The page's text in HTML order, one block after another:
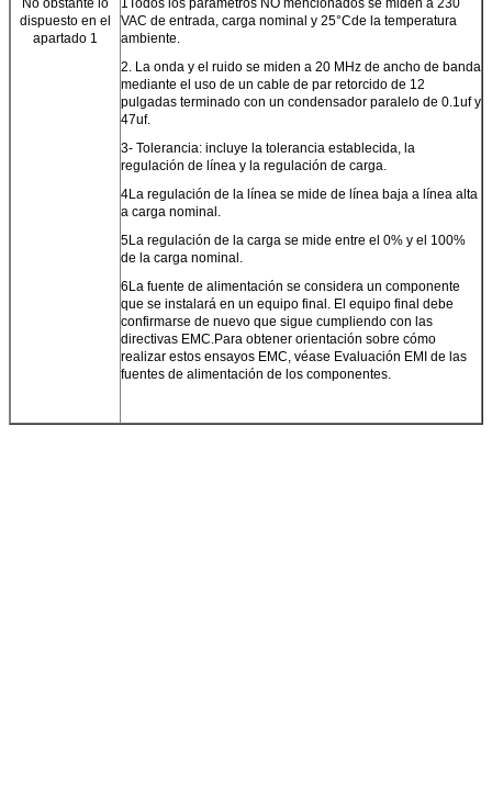
No obstante lo
dispuesto en el
apartado 1
1Todos los parámetros NO mencionados se miden a 230
VAC de entrada, carga nominal y 25°Cde la temperatura
ambiente.
2. La onda y el ruido se miden a 20 MHz de ancho de banda
mediante el uso de un cable de par retorcido de 12
pulgadas terminado con un condensador paralelo de 0.1uf y
47uf.
3- Tolerancia: incluye la tolerancia establecida, la
regulación de línea y la regulación de carga.
4La regulación de la línea se mide de línea baja a línea alta
a carga nominal.
5La regulación de la carga se mide entre el 0% y el 100%
de la carga nominal.
6La fuente de alimentación se considera un componente
que se instalará en un equipo final. El equipo final debe
confirmarse de nuevo que sigue cumpliendo con las
directivas EMC.Para obtener orientación sobre cómo
realizar estos ensayos EMC, véase Evaluación EMI de las
fuentes de alimentación de los componentes.